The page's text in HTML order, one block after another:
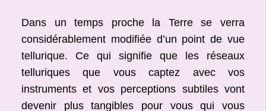
Dans un temps proche la Terre se verra
considérablement modifiée d’un point de vue
tellurique. Ce qui signifie que les réseaux
telluriques que vous captez avec vos
instruments et vos perceptions subtiles vont
devenir plus tangibles pour vous qui vous